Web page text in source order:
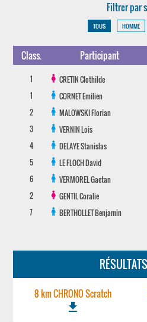
Filtrer par
TOUS HOMME
Class. Participant
1 CRETINClothilde
1
CORNETEmilien
2
MALOWSKIFlorian
3
VERNINLois
4
DELAYEStanislas
5
LE FLOCHDavid
6
VERMORELGaetan
2
GENTILCoralie
7
BERTHOLLETBenjamin
8 km CHRONO Scratch
file_download